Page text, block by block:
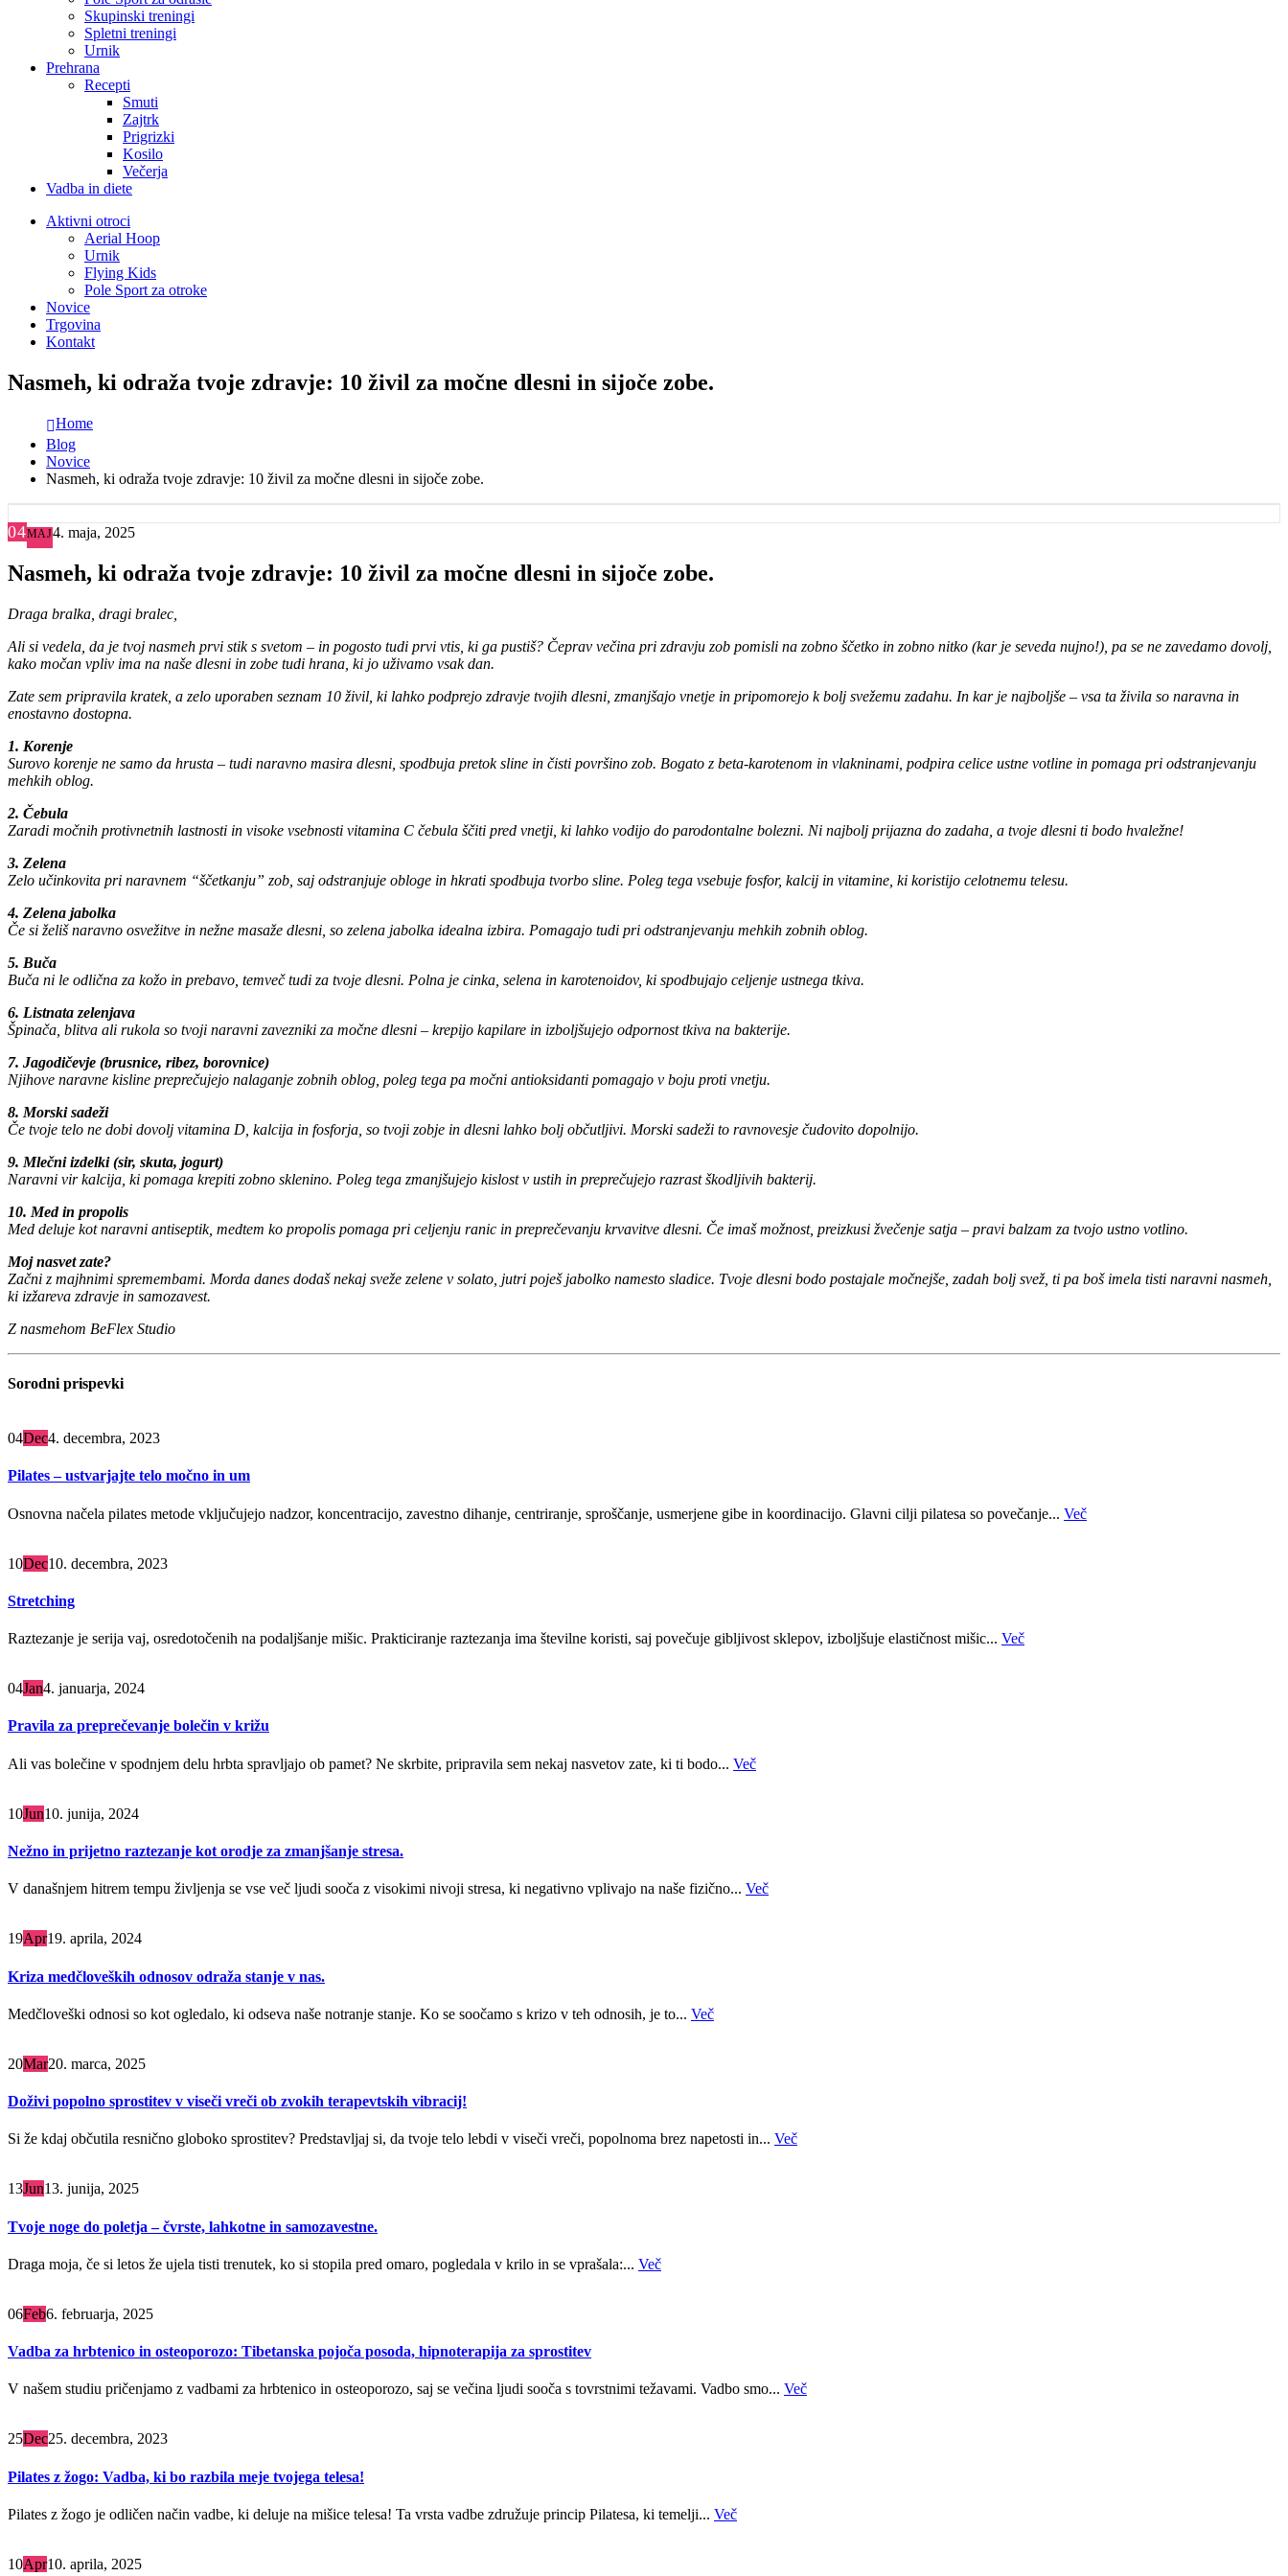
Skupinski treningi
Spletni treningi
Urnik
Prehrana
Recepti
Smuti
Zajtrk
Prigrizki
Kosilo
Večerja
Vadba in diete
Aktivni otroci
Aerial Hoop
Urnik
Flying Kids
Pole Sport za otroke
Novice
Trgovina
Kontakt
Nasmeh, ki odraža tvoje zdravje: 10 živil za močne dlesni in sijoče zobe.
Home
Blog
Novice
Nasmeh, ki odraža tvoje zdravje: 10 živil za močne dlesni in sijoče zobe.
04MAJ4. maja, 2025
Nasmeh, ki odraža tvoje zdravje: 10 živil za močne dlesni in sijoče zobe.
Draga bralka, dragi bralec,
Ali si vedela, da je tvoj nasmeh prvi stik s svetom – in pogosto tudi prvi vtis, ki ga pustiš? Čeprav večina pri zdravju zob pomisli na zobno ščetko in zobno nitko (kar je seveda nujno!), pa se ne zavedamo dovolj,
kako močan vpliv ima na naše dlesni in zobe tudi hrana, ki jo uživamo vsak dan.
Zate sem pripravila kratek, a zelo uporaben seznam 10 živil, ki lahko podprejo zdravje tvojih dlesni, zmanjšajo vnetje in pripomorejo k bolj svežemu zadahu. In kar je najboljše – vsa ta živila so naravna in
enostavno dostopna.
1. Korenje
Surovo korenje ne samo da hrusta – tudi naravno masira dlesni, spodbuja pretok sline in čisti površino zob. Bogato z beta-karotenom in vlakninami, podpira celice ustne votline in pomaga pri odstranjevanju
mehkih oblog.
2. Čebula
Zaradi močnih protivnetnih lastnosti in visoke vsebnosti vitamina C čebula ščiti pred vnetji, ki lahko vodijo do parodontalne bolezni. Ni najbolj prijazna do zadaha, a tvoje dlesni ti bodo hvaležne!
3. Zelena
Zelo učinkovita pri naravnem “ščetkanju” zob, saj odstranjuje obloge in hkrati spodbuja tvorbo sline. Poleg tega vsebuje fosfor, kalcij in vitamine, ki koristijo celotnemu telesu.
4. Zelena jabolka
Če si želiš naravno osvežitve in nežne masaže dlesni, so zelena jabolka idealna izbira. Pomagajo tudi pri odstranjevanju mehkih zobnih oblog.
5. Buča
Buča ni le odlična za kožo in prebavo, temveč tudi za tvoje dlesni. Polna je cinka, selena in karotenoidov, ki spodbujajo celjenje ustnega tkiva.
6. Listnata zelenjava
Špinača, blitva ali rukola so tvoji naravni zavezniki za močne dlesni – krepijo kapilare in izboljšujejo odpornost tkiva na bakterije.
7. Jagodičevje (brusnice, ribez, borovnice)
Njihove naravne kisline preprečujejo nalaganje zobnih oblog, poleg tega pa močni antioksidanti pomagajo v boju proti vnetju.
8. Morski sadeži
Če tvoje telo ne dobi dovolj vitamina D, kalcija in fosforja, so tvoji zobje in dlesni lahko bolj občutljivi. Morski sadeži to ravnovesje čudovito dopolnijo.
9. Mlečni izdelki (sir, skuta, jogurt)
Naravni vir kalcija, ki pomaga krepiti zobno sklenino. Poleg tega zmanjšujejo kislost v ustih in preprečujejo razrast škodljivih bakterij.
10. Med in propolis
Med deluje kot naravni antiseptik, medtem ko propolis pomaga pri celjenju ranic in preprečevanju krvavitve dlesni. Če imaš možnost, preizkusi žvečenje satja – pravi balzam za tvojo ustno votlino.
Moj nasvet zate?
Začni z majhnimi spremembami. Morda danes dodaš nekaj sveže zelene v solato, jutri poješ jabolko namesto sladice. Tvoje dlesni bodo postajale močnejše, zadah bolj svež, ti pa boš imela tisti naravni nasmeh,
ki izžareva zdravje in samozavest.
Z nasmehom BeFlex Studio
Sorodni prispevki
04Dec4. decembra, 2023
Pilates – ustvarjajte telo močno in um
Osnovna načela pilates metode vključujejo nadzor, koncentracijo, zavestno dihanje, centriranje, sproščanje, usmerjene gibe in koordinacijo. Glavni cilji pilatesa so povečanje... Več
10Dec10. decembra, 2023
Stretching
Raztezanje je serija vaj, osredotočenih na podaljšanje mišic. Prakticiranje raztezanja ima številne koristi, saj povečuje gibljivost sklepov, izboljšuje elastičnost mišic... Več
04Jan4. januarja, 2024
Pravila za preprečevanje bolečin v križu
Ali vas bolečine v spodnjem delu hrbta spravljajo ob pamet? Ne skrbite, pripravila sem nekaj nasvetov zate, ki ti bodo... Več
10Jun10. junija, 2024
Nežno in prijetno raztezanje kot orodje za zmanjšanje stresa.
V današnjem hitrem tempu življenja se vse več ljudi sooča z visokimi nivoji stresa, ki negativno vplivajo na naše fizično... Več
19Apr19. aprila, 2024
Kriza medčloveških odnosov odraža stanje v nas.
Medčloveški odnosi so kot ogledalo, ki odseva naše notranje stanje. Ko se soočamo s krizo v teh odnosih, je to... Več
20Mar20. marca, 2025
Doživi popolno sprostitev v viseči vreči ob zvokih terapevtskih vibracij!
Si že kdaj občutila resnično globoko sprostitev? Predstavljaj si, da tvoje telo lebdi v viseči vreči, popolnoma brez napetosti in... Več
13Jun13. junija, 2025
Tvoje noge do poletja – čvrste, lahkotne in samozavestne.
Draga moja, če si letos že ujela tisti trenutek, ko si stopila pred omaro, pogledala v krilo in se vprašala:... Več
06Feb6. februarja, 2025
Vadba za hrbtenico in osteoporozo: Tibetanska pojoča posoda, hipnoterapija za sprostitev
V našem studiu pričenjamo z vadbami za hrbtenico in osteoporozo, saj se večina ljudi sooča s tovrstnimi težavami. Vadbo smo... Več
25Dec25. decembra, 2023
Pilates z žogo: Vadba, ki bo razbila meje tvojega telesa!
Pilates z žogo je odličen način vadbe, ki deluje na mišice telesa! Ta vrsta vadbe združuje princip Pilatesa, ki temelji... Več
10Apr10. aprila, 2025